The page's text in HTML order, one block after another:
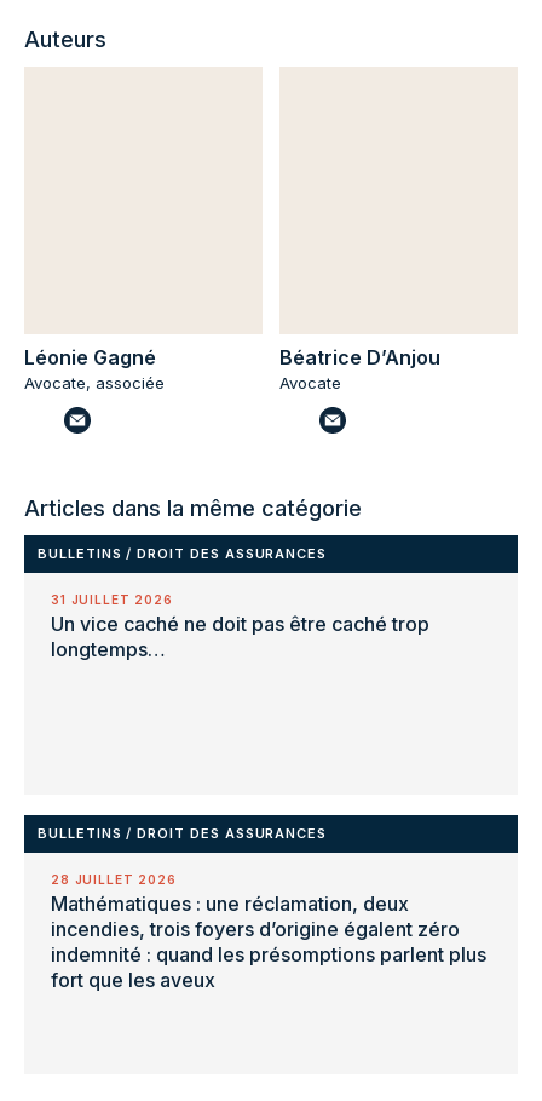
Auteurs
Léonie Gagné
Avocate, associée
Béatrice D’Anjou
Avocate
Articles dans la même catégorie
BULLETINS /DROIT DES ASSURANCES
31 JUILLET 2026
Un vice caché ne doit pas être caché trop
longtemps…
BULLETINS /DROIT DES ASSURANCES
28 JUILLET 2026
Mathématiques : une réclamation, deux
incendies, trois foyers d’origine égalent zéro
indemnité : quand les présomptions parlent plus
fort que les aveux